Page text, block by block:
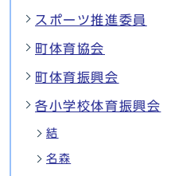
スポーツ推進委員
町体育協会
町体育振興会
各小学校体育振興会
結
名森